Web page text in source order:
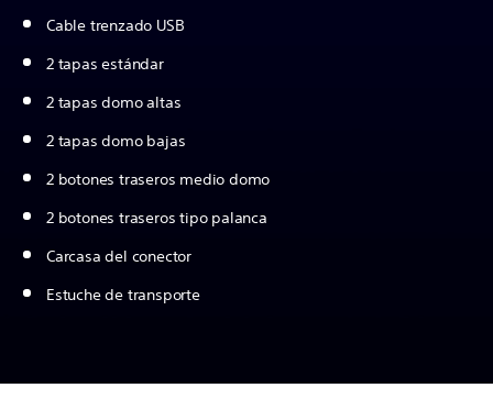
Cable trenzado USB
2 tapas estándar
2 tapas domo altas
2 tapas domo bajas
2 botones traseros medio domo
2 botones traseros tipo palanca
Carcasa del conector
Estuche de transporte